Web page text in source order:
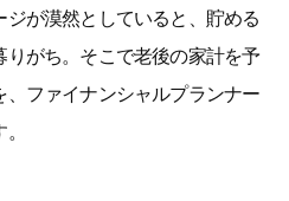
ジが漠然としていると、貯める
がち。そこで老後の家計を予
ファイナンシャルプランナー